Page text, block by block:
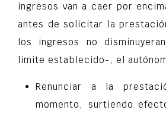
ingresos van a caer por
antes de solicitar la
los ingresos no
limite establecido-, el
Renunciar a la
momento, surtiendo